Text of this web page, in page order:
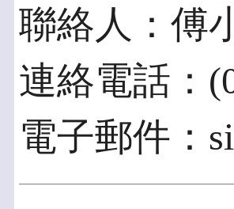
聯絡人：傅
連絡電話：
電子郵件：